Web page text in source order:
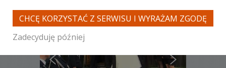
CHCĘ KORZYSTAĆ Z SERWISU I WYRAŻAM ZGODĘ
Zadecyduję później